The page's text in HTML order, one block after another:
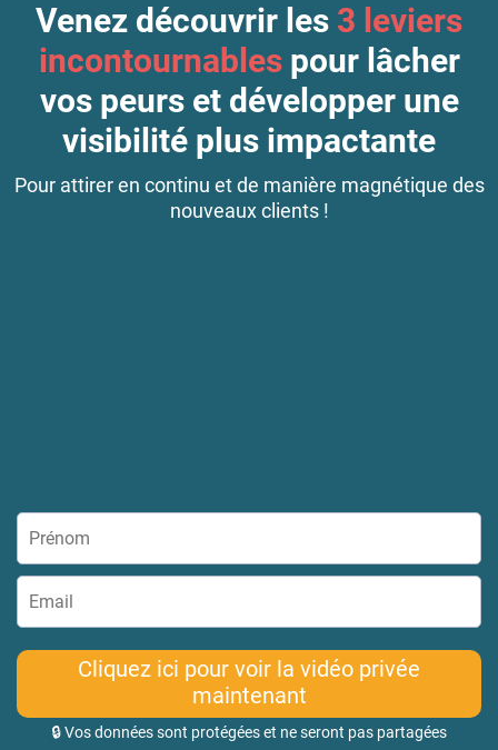
Venez découvrir les 3 leviers
incontournablespour lâcher
vos peurs et développer une
visibilité plus impactante
Pour attirer en continu et de manière magnétique des
nouveaux clients !
Cliquez ici pour voir la vidéo privée
maintenant
🔒 Vos données sont protégées et ne seront pas partagées